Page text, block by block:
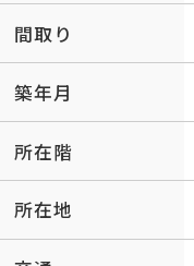
間取り
築年月
所在階
所在地